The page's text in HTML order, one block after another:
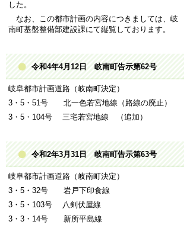
した。
なお、この都市計画の内容につきましては、岐
南町基盤整備部建設課にて縦覧しております。
令和4年4月12日 岐南町告示第62号
岐阜都市計画道路（岐南町決定）
3・5・51号 北一色若宮地線（路線の廃止）
3・5・104号 三宅若宮地線 （追加）
令和2年3月31日 岐南町告示第63号
岐阜都市計画道路（岐南町決定）
3・5・32号 岩戸下印食線
3・5・103号 八剣伏屋線
3・3・14号 新所平島線